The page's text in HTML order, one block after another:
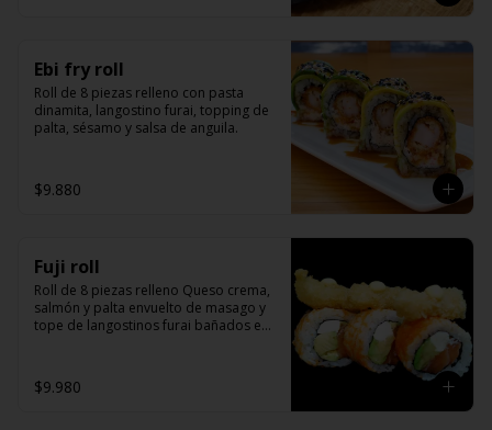
Ebi fry roll
Roll de 8 piezas relleno con pasta
dinamita, langostino furai, topping de
palta, sésamo y salsa de anguila.
$9.880
Fuji roll
Roll de 8 piezas relleno Queso crema,
salmón y palta envuelto de masago y
tope de langostinos furai bañados en
$9.980